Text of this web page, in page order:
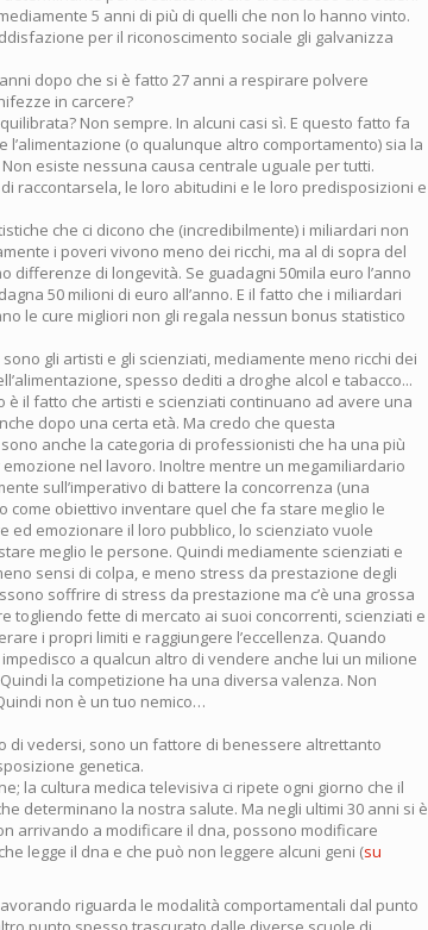
5 anni di più di quelli che non lo hanno vinto.
per il riconoscimento sociale gli galvanizza
dopo che si è fatto 27 anni a respirare polvere
in carcere?
Non sempre. In alcuni casi sì. E questo fatto fa
l’alimentazione (o qualunque altro comportamento) sia la
esiste nessuna causa centrale uguale per tutti.
raccontarsela, le loro abitudini e le loro predisposizioni e
che ci dicono che (incredibilmente) i miliardari non
i poveri vivono meno dei ricchi, ma al di sopra del
di longevità. Se guadagni 50mila euro l’anno
50 milioni di euro all’anno. E il fatto che i miliardari
le cure migliori non gli regala nessun bonus statistico
gli artisti e gli scienziati, mediamente meno ricchi dei
spesso dediti a droghe alcol e tabacco...
il fatto che artisti e scienziati continuano ad avere una
dopo una certa età. Ma credo che questa
anche la categoria di professionisti che ha una più
nel lavoro. Inoltre mentre un megamiliardario
sull’imperativo di battere la concorrenza (una
come obiettivo inventare quel che fa stare meglio le
ed emozionare il loro pubblico, lo scienziato vuole
meglio le persone. Quindi mediamente scienziati e
sensi di colpa, e meno stress da prestazione degli
soffrire di stress da prestazione ma c’è una grossa
togliendo fette di mercato ai suoi concorrenti, scienziati e
i propri limiti e raggiungere l’eccellenza. Quando
a qualcun altro di vendere anche lui un milione
la competizione ha una diversa valenza. Non
non è un tuo nemico…
di vedersi, sono un fattore di benessere altrettanto
genetica.
la cultura medica televisiva ci ripete ogni giorno che il
determinano la nostra salute. Ma negli ultimi 30 anni si è
arrivando a modificare il dna, possono modificare
legge il dna e che può non leggere alcuni geni (su
riguarda le modalità comportamentali dal punto